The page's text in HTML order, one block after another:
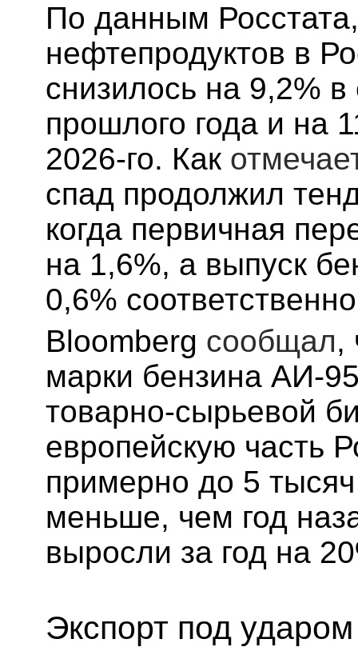
По данным
нефтепродуктов в
снизилось на 9,2%
прошлого года и на
2026-го. Как
спад продолжил
когда первичная
на 1,6%, а выпуск
0,6%
Bloomberg сообщал,
марки бензина АИ-
товарно-сырьевой
европейскую часть
примерно до 5 тысяч
меньше, чем год
выросли за год на
Экспорт под ударом